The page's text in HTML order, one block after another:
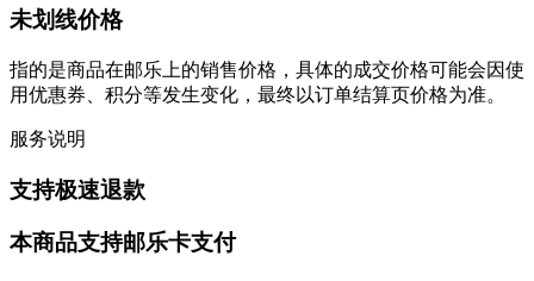
未划线价格
指的是商品在邮乐上的销售价格，具体的成交价格可能会因使
用优惠券、积分等发生变化，最终以订单结算页价格为准。
服务说明
支持极速退款
本商品支持邮乐卡支付